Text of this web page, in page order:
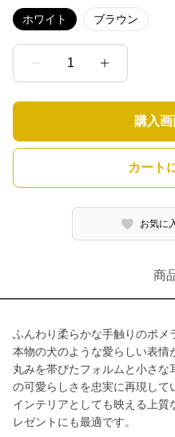
ホワイト ブラウン
1
購入
カート
お気に
商
ふんわり柔らかな手触りのポ
本物の犬のような愛らしい表情
丸みを帯びたフォルムと小さ
の可愛らしさを忠実に再現して
インテリアとしても映える上
レゼントにも最適です。